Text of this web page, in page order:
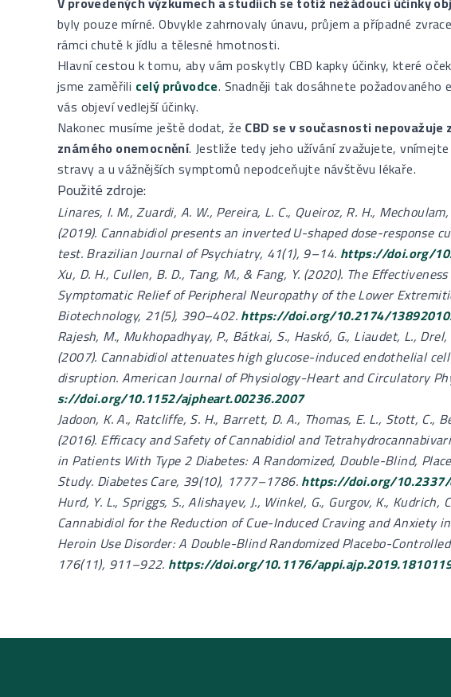
byly pouze mírné. Obvykle zahrnovaly únavu, průjem a případné
rámci chutě k jídlu a tělesné hmotnosti.
Hlavní cestou k tomu, aby vám poskytly CBD kapky účinky, které
jsme zaměřili celý průvodce. Snadněji tak dosáhnete
vás objeví vedlejší účinky.
Nakonec musíme ještě dodat, že CBD se v současnosti
známého onemocnění. Jestliže tedy jeho užívání zvažujete,
stravy a u vážnějších symptomů nepodceňujte návštěvu lékaře.
Použité zdroje:
Linares, I. M., Zuardi, A. W., Pereira, L. C., Queiroz, R. H.,
(2019). Cannabidiol presents an inverted U-shaped dose-response
test. Brazilian Journal of Psychiatry, 41(1), 9–14. https://doi.org/
Xu, D. H., Cullen, B. D., Tang, M., & Fang, Y. (2020). The
Symptomatic Relief of Peripheral Neuropathy of the Lower
Biotechnology, 21(5), 390–402.https://doi.org/10.2174/
Rajesh, M., Mukhopadhyay, P., Bátkai, S., Haskó, G., Liaudet, L.,
(2007). Cannabidiol attenuates high glucose-induced endothelial
disruption. American Journal of Physiology-Heart and Circulatory
s://doi.org/10.1152/ajpheart.00236.2007
Jadoon, K. A., Ratcliffe, S. H., Barrett, D. A., Thomas, E. L., Stott, C.,
(2016). Efficacy and Safety of Cannabidiol and
in Patients With Type 2 Diabetes: A Randomized, Double-Blind,
Study. Diabetes Care, 39(10), 1777–1786.https://doi.org/
Hurd, Y. L., Spriggs, S., Alishayev, J., Winkel, G., Gurgov, K., Kudrich,
Cannabidiol for the Reduction of Cue-Induced Craving and Anxiety
Heroin Use Disorder: A Double-Blind Randomized Placebo-
176(11), 911–922. https://doi.org/10.1176/